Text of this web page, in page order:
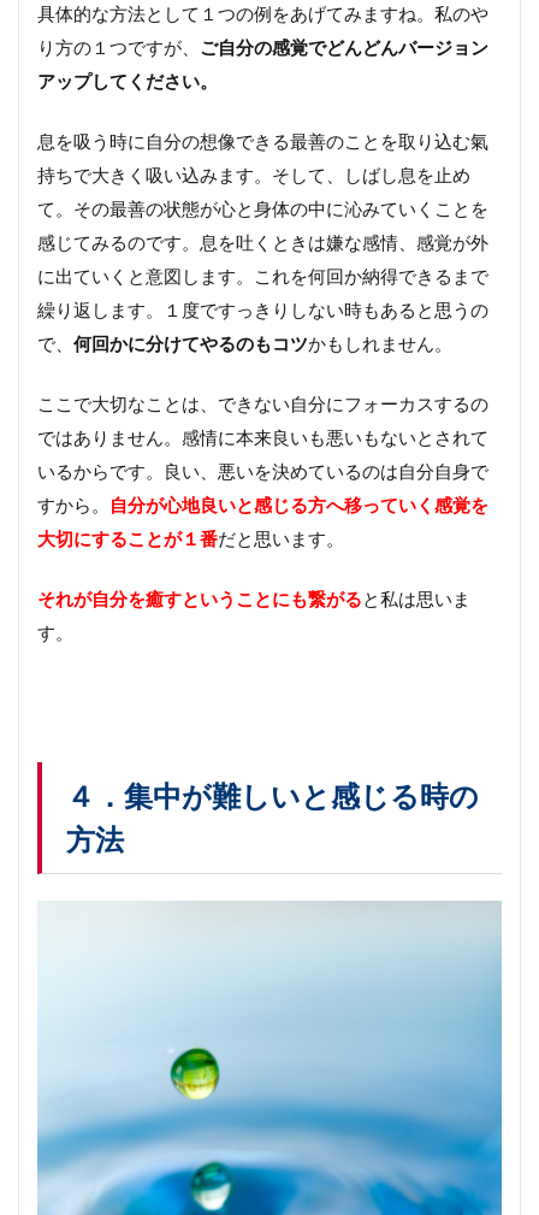
具体的な方法として１つの例をあげてみますね。私のや
り方の１つですが、
ご自分の感覚でどんどんバージョン
アップしてください。
息を吸う時に自分の想像できる最善のことを取り込む氣
持ちで大きく吸い込みます。そして、しばし息を止め
て。その最善の状態が心と身体の中に沁みていくことを
感じてみるのです。息を吐くときは嫌な感情、感覚が外
に出ていくと意図します。これを何回か納得できるまで
繰り返します。１度ですっきりしない時もあると思うの
で、 何回かに分けてやるのもコツかもしれません。
ここで大切なことは、できない自分にフォーカスするの
ではありません。感情に本来良いも悪いもないとされて
いるからです。良い、悪いを決めているのは自分自身で
すから。
自分が心地良いと感じる方へ移っていく感覚を
大切にすることが１番だと思います。
それが自分を癒すということにも繋がる と私は思いま
す。
４．集中が難しいと感じる時の
方法